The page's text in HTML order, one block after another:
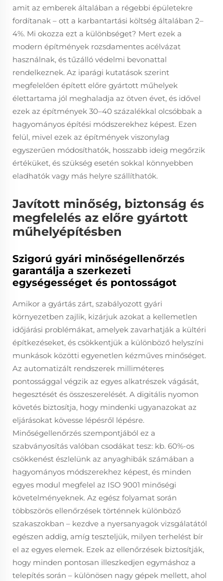
amit az emberek általában a régebbi épületekre
fordítanak – ott a karbantartási költség általában 2–
4%. Mi okozza ezt a különbséget? Mert ezek a
modern építmények rozsdamentes acélvázat
használnak, és tűzálló védelmi bevonattal
rendelkeznek. Az iparági kutatások szerint
megfelelően épített előre gyártott műhelyek
élettartama jól meghaladja az ötven évet, és idővel
ezek az építmények 30–40 százalékkal olcsóbbak a
hagyományos építési módszerekhez képest. Ezen
felül, mivel ezek az építmények viszonylag
egyszerűen módosíthatók, hosszabb ideig megőrzik
értéküket, és szükség esetén sokkal könnyebben
eladhatók vagy más helyre szállíthatók.
Javított minőség, biztonság és
megfelelés az előre gyártott
műhelyépítésben
Szigorú gyári minőségellenőrzés
garantálja a szerkezeti
egységességet és pontosságot
Amikor a gyártás zárt, szabályozott gyári
környezetben zajlik, kizárjuk azokat a kellemetlen
időjárási problémákat, amelyek zavarhatják a kültéri
építkezéseket, és csökkentjük a különböző helyszíni
munkások közötti egyenetlen kézműves minőséget.
Az automatizált rendszerek milliméteres
pontossággal végzik az egyes alkatrészek vágását,
hegesztését és összeszerelését. A digitális nyomon
követés biztosítja, hogy mindenki ugyanazokat az
eljárásokat kövesse lépésről lépésre.
Minőségellenőrzés szempontjából ez a
szabványosítás valóban csodákat tesz: kb. 60%-os
csökkenést észlelünk az anyaghibák számában a
hagyományos módszerekhez képest, és minden
egyes modul megfelel az ISO 9001 minőségi
követelményeknek. Az egész folyamat során
többszörös ellenőrzések történnek különböző
szakaszokban – kezdve a nyersanyagok vizsgálatától
egészen addig, amíg teszteljük, milyen terhelést bír
el az egyes elemek. Ezek az ellenőrzések biztosítják,
hogy minden pontosan illeszkedjen egymáshoz a
telepítés során – különösen nagy gépek mellett, ahol